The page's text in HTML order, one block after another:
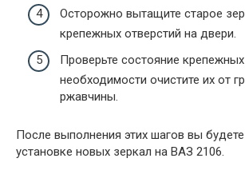
Осторожно вытащите старое
крепежных отверстий на двери.
Проверьте состояние
необходимости очистите их от
ржавчины.
После выполнения этих шагов вы
установке новых зеркал на ВАЗ 2106.